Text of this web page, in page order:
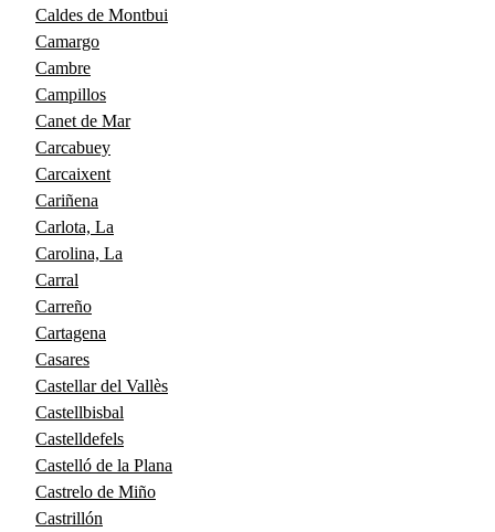
Caldes de Montbui
Camargo
Cambre
Campillos
Canet de Mar
Carcabuey
Carcaixent
Cariñena
Carlota, La
Carolina, La
Carral
Carreño
Cartagena
Casares
Castellar del Vallès
Castellbisbal
Castelldefels
Castelló de la Plana
Castrelo de Miño
Castrillón